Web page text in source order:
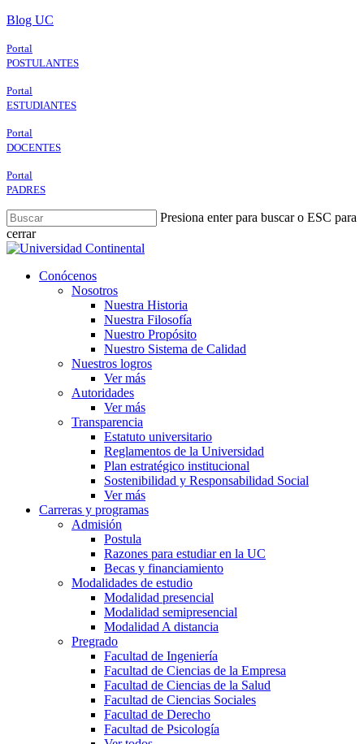
Skip
main
content
Blog UC
Portal
POSTULANTES
Portal
ESTUDIANTES
Portal
DOCENTES
Portal
PADRES
Presiona enter para buscar o ESC para
cerrar
Close
search
Menu
Conócenos
Nosotros
Nuestra Historia
Nuestra Filosofía
Nuestro Propósito
Nuestro Sistema de Calidad
Nuestros logros
Ver más
Autoridades
Ver más
Transparencia
Estatuto universitario
Reglamentos de la Universidad
Plan estratégico institucional
Sostenibilidad y Responsabilidad Social
Ver más
Carreras y programas
Admisión
Postula
Razones para estudiar en la UC
Becas y financiamiento
Modalidades de estudio
Modalidad presencial
Modalidad semipresencial
Modalidad A distancia
Pregrado
Facultad de Ingeniería
Facultad de Ciencias de la Empresa
Facultad de Ciencias de la Salud
Facultad de Ciencias Sociales
Facultad de Derecho
Facultad de Psicología